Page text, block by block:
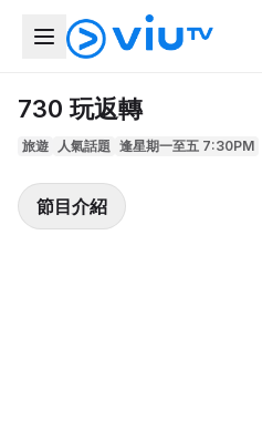
730 玩返轉
旅遊 人氣話題 逢星期一至五 7:30PM
節目介紹